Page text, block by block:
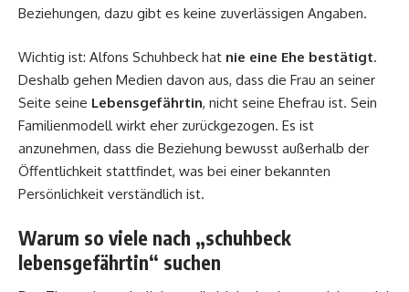
Beziehungen, dazu gibt es keine zuverlässigen Angaben.
Wichtig ist: Alfons Schuhbeck hat nie eine Ehe bestätigt.
Deshalb gehen Medien davon aus, dass die Frau an seiner
Seite seine Lebensgefährtin, nicht seine Ehefrau ist. Sein
Familienmodell wirkt eher zurückgezogen. Es ist
anzunehmen, dass die Beziehung bewusst außerhalb der
Öffentlichkeit stattfindet, was bei einer bekannten
Persönlichkeit verständlich ist.
Warum so viele nach „schuhbeck
lebensgefährtin“ suchen